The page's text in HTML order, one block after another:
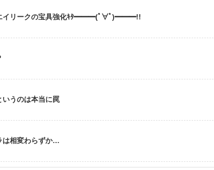
エイリークの宝具強化ｷﾀ━━━(ﾟ∀ﾟ)━━━!!
いうのは本当に罠
は相変わらずか…